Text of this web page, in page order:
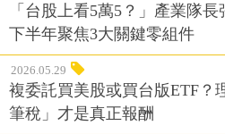
「台股上看5萬5？」產業隊
下半年聚焦3大關鍵零組件
2026.05.29
複委託買美股或買台版ETF？
筆稅」才是真正報酬